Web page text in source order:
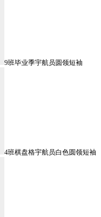
9班毕业季宇航员圆领短袖
4班棋盘格宇航员白色圆领短袖